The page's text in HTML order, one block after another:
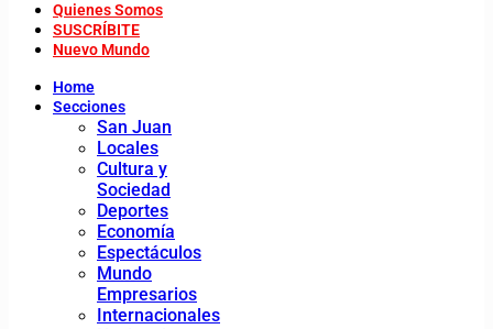
Quienes Somos
SUSCRÍBITE
Nuevo Mundo
Home
Secciones
San Juan
Locales
Cultura y
Sociedad
Deportes
Economía
Espectáculos
Mundo
Empresarios
Internacionales